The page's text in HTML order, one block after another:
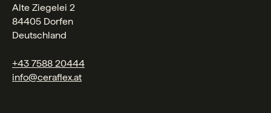
Alte Ziegelei 2
84405 Dorfen
Deutschland
+43 7588 20444
info@ceraflex.at